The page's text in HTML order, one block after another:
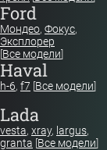
Ford
Мондео, Фокус,
Эксплорер
[Все модели]
Haval
h-6, f7 [Все модели]
Lada
vesta, xray, largus,
granta [Все модели]